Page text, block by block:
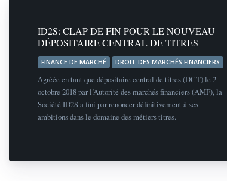
ID2S: CLAP DE FIN POUR LE NOUVEAU
DÉPOSITAIRE CENTRAL DE TITRES
FINANCE DE MARCHÉ DROIT DES MARCHÉS FINANCIERS
Agréée en tant que dépositaire central de titres (DCT) le 2
octobre 2018 par l’Autorité des marchés financiers (AMF), la
Société ID2S a fini par renoncer définitivement à ses
ambitions dans le domaine des métiers titres.